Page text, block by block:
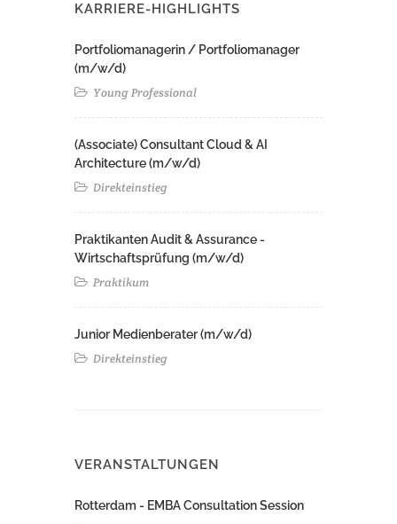
KARRIERE-HIGHLIGHTS
Portfoliomanagerin / Portfoliomanager
(m/w/d)
Young Professional
(Associate) Consultant Cloud & AI
Architecture (m/w/d)​ ​
Direkteinstieg
Praktikanten Audit & Assurance -
Wirtschaftsprüfung (m/w/d)
Praktikum
Junior Medienberater (m/w/d)
Direkteinstieg
VERANSTALTUNGEN
Rotterdam - EMBA Consultation Session